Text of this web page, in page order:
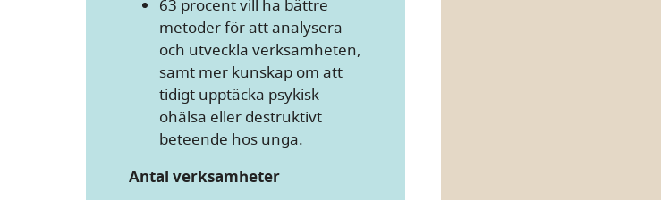
63 procent vill ha bättre
metoder för att analysera
och utveckla verksamheten,
samt mer kunskap om att
tidigt upptäcka psykisk
ohälsa eller destruktivt
beteende hos unga.
Antal verksamheter